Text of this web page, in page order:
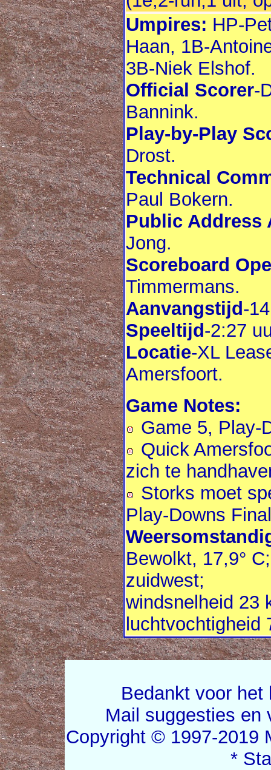
Umpires: HP-
Haan, 1B-
3B-Niek Elshof.
Official Scorer-
Bannink.
Play-by-Play
Drost.
Technical
Paul Bokern.
Public Address
Jong.
Scoreboard
Timmermans.
Aanvangstijd-
Speeltijd-2:27
Locatie-XL
Amersfoort.
Game Notes:
Game 5, Play-
Quick
zich te
Storks moet
Play-Downs
Bewolkt, 17,9°
zuidwest;
windsnelheid 23
luchtvochtigheid
Bedankt voor
Mail suggesties en
Copyright © 1997-2019
*